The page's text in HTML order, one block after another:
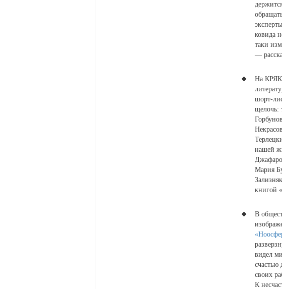
ковида
таки
—
На
шорт-
щелочь:
нашей
Мария
книгой
В
видел
счастью
своих
К